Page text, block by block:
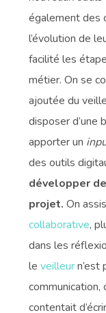
également des
l’évolution de
facilité les
métier. On se
ajoutée du
disposer d’une
apporter un
des outils
développer
projet. On
collaborative,
dans les
leveilleurn’est
communication,
contentait